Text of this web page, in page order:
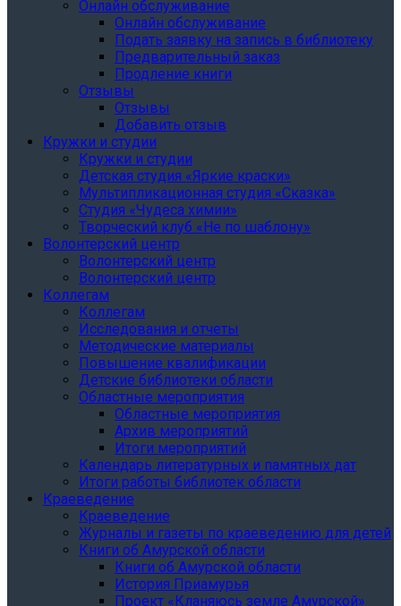
Онлайн обслуживание
Онлайн обслуживание
Подать заявку на запись в библиотеку
Предварительный заказ
Продление книги
Отзывы
Отзывы
Добавить отзыв
Кружки и студии
Кружки и студии
Детская студия «Яркие краски»
Мультипликационная студия «Сказка»
Студия «Чудеса химии»
Творческий клуб «Не по шаблону»
Волонтерский центр
Волонтерский центр
Волонтерский центр
Коллегам
Коллегам
Исследования и отчеты
Методические материалы
Повышение квалификации
Детские библиотеки области
Областные мероприятия
Областные мероприятия
Архив мероприятий
Итоги мероприятий
Календарь литературных и памятных дат
Итоги работы библиотек области
Краеведение
Краеведение
Журналы и газеты по краеведению для детей
Книги об Амурской области
Книги об Амурской области
История Приамурья
Проект «Кланяюсь земле Амурской»